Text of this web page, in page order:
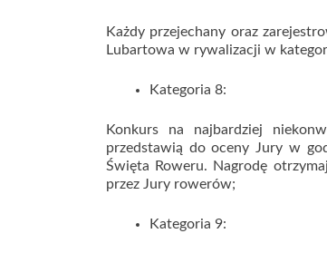
Każdy przejechany oraz
Lubartowa w rywalizacji w
Kategoria 8:
Konkurs na najbardziej
przedstawią do oceny Jury w
Święta Roweru. Nagrodę
przez Jury rowerów;
Kategoria 9: